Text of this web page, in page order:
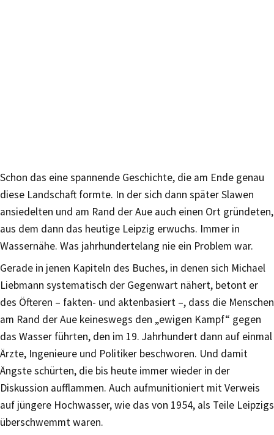
Schon das eine spannende Geschichte, die am Ende genau
diese Landschaft formte. In der sich dann später Slawen
ansiedelten und am Rand der Aue auch einen Ort gründeten,
aus dem dann das heutige Leipzig erwuchs. Immer in
Wassernähe. Was jahrhundertelang nie ein Problem war.
Gerade in jenen Kapiteln des Buches, in denen sich Michael
Liebmann systematisch der Gegenwart nähert, betont er
des Öfteren – fakten- und aktenbasiert –, dass die Menschen
am Rand der Aue keineswegs den „ewigen Kampf“ gegen
das Wasser führten, den im 19. Jahrhundert dann auf einmal
Ärzte, Ingenieure und Politiker beschworen. Und damit
Ängste schürten, die bis heute immer wieder in der
Diskussion aufflammen. Auch aufmunitioniert mit Verweis
auf jüngere Hochwasser, wie das von 1954, als Teile Leipzigs
überschwemmt waren.